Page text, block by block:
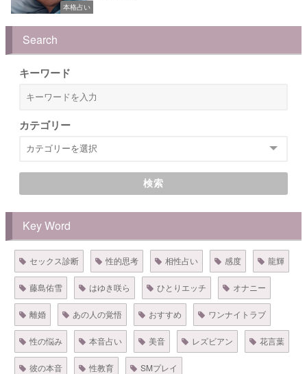
本格占い
Search
キーワード
カテゴリー
検索
Key Word
セックス診断 性的思考 相性占い 感度 龍輝
藤島佑雪 はゆき咲ら ひとりエッチ オナニー
離婚 あの人の覚悟 おすすめ ワンナイトラブ
性の悩み 本音占い 美音 レズビアン 花言葉
彼の本音 性教育 SMプレイ